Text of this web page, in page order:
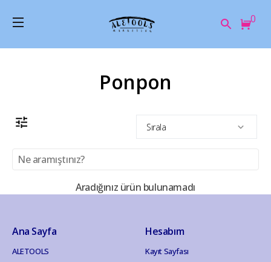
0
Ponpon
Sırala
Aradığınız ürün bulunamadı
Ana Sayfa
ALETOOLS
Hesabım
Kayıt Sayfası